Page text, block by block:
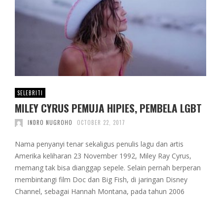
SELEBRITI
MILEY CYRUS PEMUJA HIPIES, PEMBELA LGBT
INDRO NUGROHO OCTOBER 22, 2017
Nama penyanyi tenar sekaligus penulis lagu dan artis
Amerika keliharan 23 November 1992, Miley Ray Cyrus,
memang tak bisa dianggap sepele. Selain pernah berperan
membintangi film Doc dan Big Fish, di jaringan Disney
Channel, sebagai Hannah Montana, pada tahun 2006